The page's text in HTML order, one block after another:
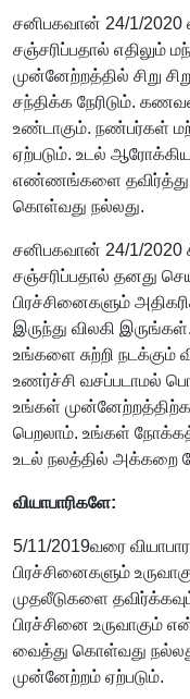
சனிபகவான் 24/1/2020
சஞ்சரிப்பதால் எதிலும்
முன்னேற்றத்தில் சிறு
சந்திக்க நேரிடும்.
உண்டாகும். நண்பர்கள்
ஏற்படும். உடல்
எண்ணங்களை
கொள்வது நல்லது.
சனிபகவான் 24/1/2020
சஞ்சரிப்பதால் தனது
பிரச்சினைகளும்
இருந்து விலகி
உங்களை சுற்றி
உணர்ச்சி வசப்படாமல்
உங்கள்
பெறலாம். உங்கள்
உடல் நலத்தில் அக்கறை
வியாபாரிகளே:
5/11/2019வரை
பிரச்சினைகளும்
முதலீடுகளை
பிரச்சினை உருவாகும்
வைத்து கொள்வது
முன்னேற்றம் ஏற்படும்.